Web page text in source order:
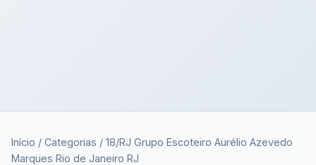
Início / Categorias / 18/RJ Grupo Escoteiro Aurélio Azevedo
Marques Rio de Janeiro RJ